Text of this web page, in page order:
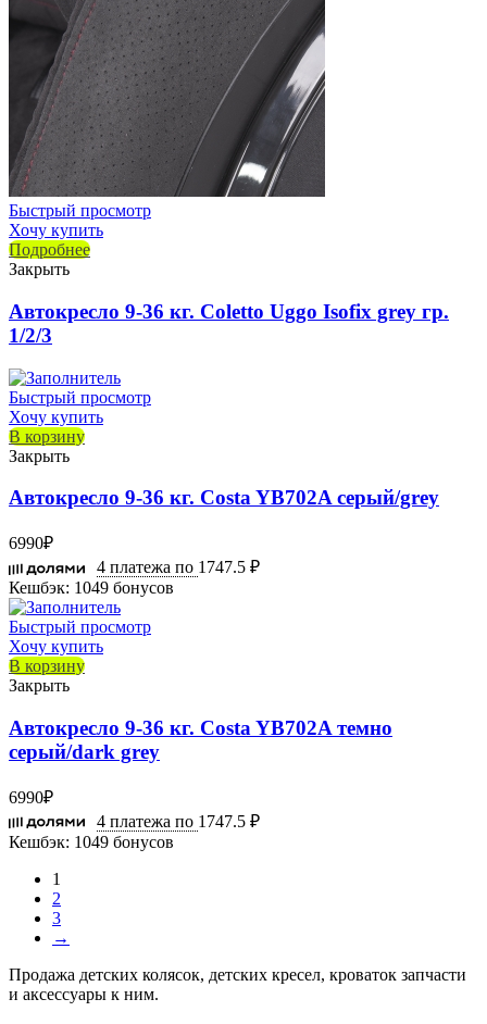
Быстрый просмотр
Хочу купить
Подробнее
Закрыть
Автокресло 9-36 кг. Coletto Uggo Isofix grey гр.
1/2/3
Быстрый просмотр
Хочу купить
В корзину
Закрыть
Автокресло 9-36 кг. Costa YB702A серый/grey
6990₽
4 платежа по 1747.5 ₽
Кешбэк: 1049 бонусов
Быстрый просмотр
Хочу купить
В корзину
Закрыть
Автокресло 9-36 кг. Costa YB702A темно
серый/dark grey
6990₽
4 платежа по 1747.5 ₽
Кешбэк: 1049 бонусов
1
2
3
→
Продажа детских колясок, детских кресел, кроваток запчасти
и аксессуары к ним.